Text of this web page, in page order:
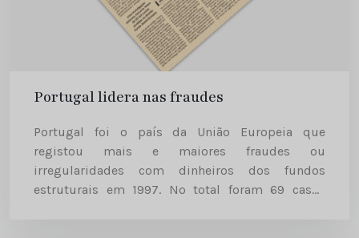
Portugal lidera nas fraudes
Portugal foi o país da União Europeia que
registou mais e maiores fraudes ou
irregularidades com dinheiros dos fundos
estruturais em 1997. No total foram 69 casos